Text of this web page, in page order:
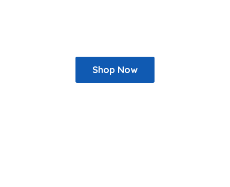
Shop Now